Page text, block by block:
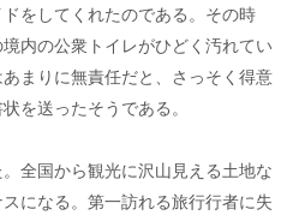
をしてくれたのである。その時
内の公衆トイレがひどく汚れてい
まりに無責任だと、さっそく得意
を送ったそうである。
全国から観光に沢山見える土地な
になる。第一訪れる旅行行者に失